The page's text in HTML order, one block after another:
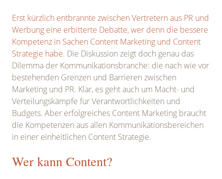
Erst kürzlich entbrannte zwischen Vertretern aus PR und
Werbung eine erbitterte Debatte, wer denn die bessere
Kompetenz in Sachen Content Marketing und Content
Strategie habe. Die Diskussion zeigt doch genau das
Dilemma der Kommunikationsbranche: die nach wie vor
bestehenden Grenzen und Barrieren zwischen
Marketing und PR. Klar, es geht auch um Macht- und
Verteilungskämpfe für Verantwortlichkeiten und
Budgets. Aber erfolgreiches Content Marketing braucht
die Kompetenzen aus allen Kommunikationsbereichen
in einer einheitlichen Content Strategie.
Wer kann Content?